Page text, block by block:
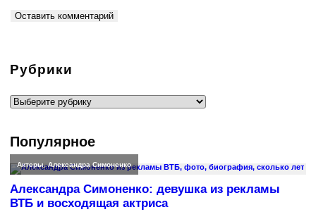
Рубрики
Рубрики
Популярное
Актеры,Александра Симоненко
Александра Симоненко: девушка из рекламы
ВТБ и восходящая актриса